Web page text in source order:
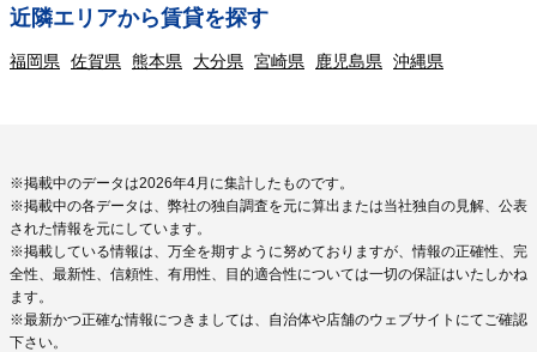
近隣エリアから賃貸を探す
福岡県 佐賀県 熊本県 大分県 宮崎県 鹿児島県 沖縄県
※掲載中のデータは2026年4月に集計したものです。
※掲載中の各データは、弊社の独自調査を元に算出または当社独自の見解、公表
された情報を元にしています。
※掲載している情報は、万全を期すように努めておりますが、情報の正確性、完
全性、最新性、信頼性、有用性、目的適合性については一切の保証はいたしかね
ます。
※最新かつ正確な情報につきましては、自治体や店舗のウェブサイトにてご確認
下さい。